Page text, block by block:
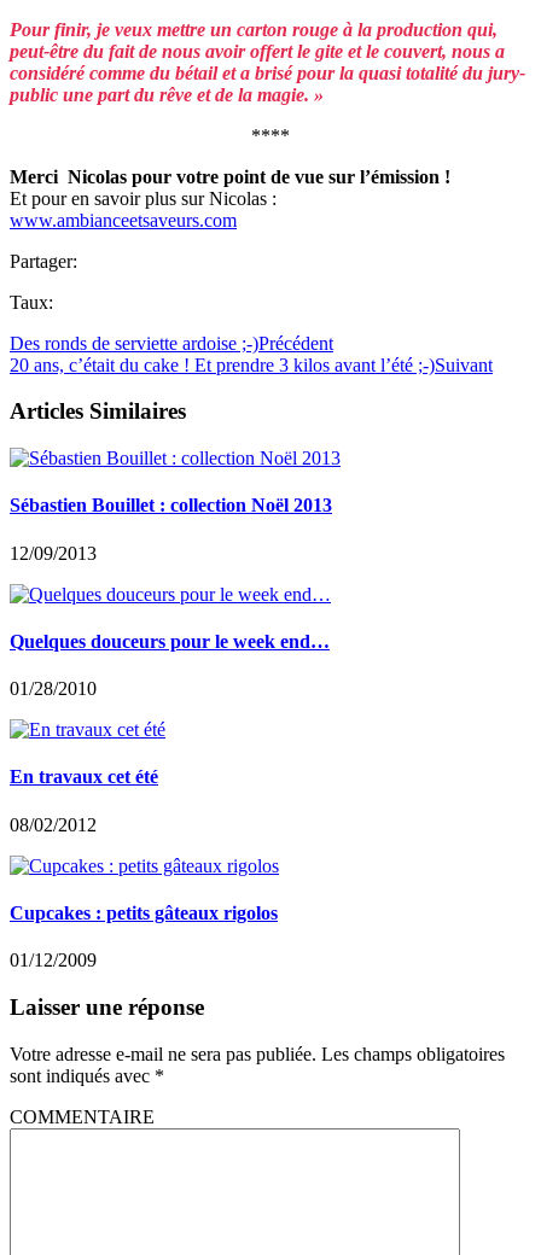
Pour finir, je veux mettre un carton rouge à la production qui,
peut-être du fait de nous avoir offert le gite et le couvert, nous a
considéré comme du bétail et a brisé pour la quasi totalité du jury-
public une part du rêve et de la magie. »
****
Merci Nicolas pour votre point de vue sur l’émission !
Et pour en savoir plus sur Nicolas :
www.ambianceetsaveurs.com
Partager:
Taux:
Des ronds de serviette ardoise ;-)Précédent
20 ans, c’était du cake ! Et prendre 3 kilos avant l’été ;-)Suivant
Articles Similaires
Sébastien Bouillet : collection Noël 2013
12/09/2013
Quelques douceurs pour le week end…
01/28/2010
En travaux cet été
08/02/2012
Cupcakes : petits gâteaux rigolos
01/12/2009
Laisser une réponse
Votre adresse e-mail ne sera pas publiée. Les champs obligatoires
sont indiqués avec *
COMMENTAIRE